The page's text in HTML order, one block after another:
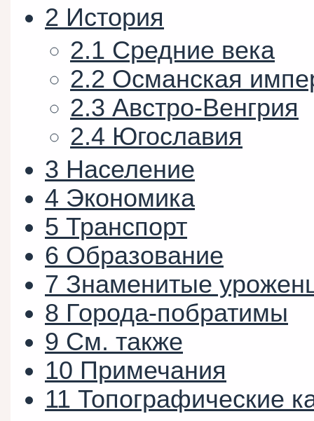
2 История
2.1 Средние века
2.2 Османская
2.3 Австро-Венгрия
2.4 Югославия
3 Население
4 Экономика
5 Транспорт
6 Образование
7 Знаменитые
8 Города-побратимы
9 См. также
10 Примечания
11 Топографические